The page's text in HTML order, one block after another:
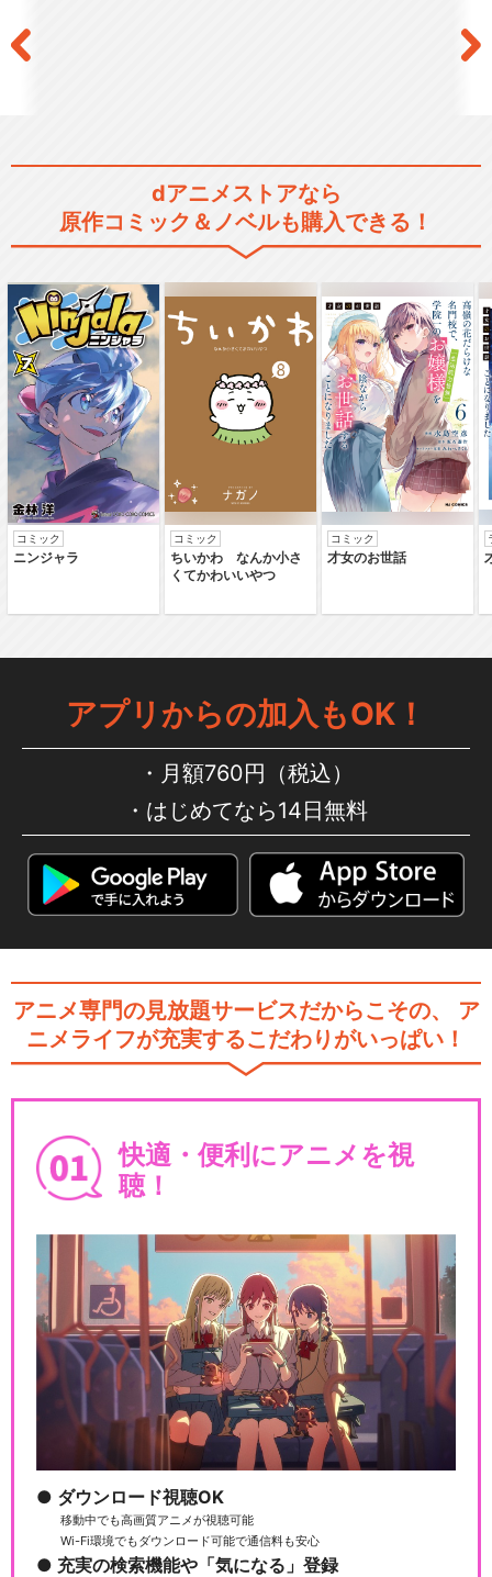
dアニメストアなら
原作コミック＆ノベルも購入できる！
コミック
ニンジャラ
コミック
ちいかわ なんか小さ
くてかわいいやつ
コミック
才女のお世話
アプリからの加入もOK！
月額760円（税込）
はじめてなら14日無料
アニメ専門の見放題サービスだからこその、
ア
ニメライフが充実するこだわりがいっぱい！
快適・便利にアニメを視
聴！
ダウンロード視聴OK
移動中でも高画質アニメが視聴可能
Wi-Fi環境でもダウンロード可能で通信料も安心
充実の検索機能や「気になる」登録